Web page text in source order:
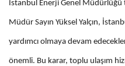
İstanbul Enerji Genel Müdürlüğü
Müdür Sayın Yüksel Yalçın,
yardımcı olmaya devam
önemli. Bu karar, toplu ulaşım